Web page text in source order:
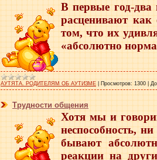
В первые год-два
расценивают
том, что их
«абсолютно
АУТЯТА. РОДИТЕЛЯМ ОБ АУТИЗМЕ Просмотров: 1300
Трудности общения
Хотя мы и
неспособность,
бывают
реакции на